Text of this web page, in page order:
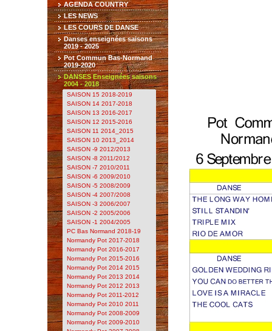
AGENDA COUNTRY
LES NEWS
LES COURS DE DANSE
Danses enseignées saisons
2019 - 2025
Pot Commun Bas-Normand
2019-2020
DANSES Enseignées saisons
2004 - 2018
SAISON 15 2018-2019
SAISON 14 2017-2018
SAISON 13 2016-2017
SAISON 12 2015-2016
SAISON 11 2014_2015
SAISON 10 2013_2014
SAISON -9 2012/2013
SAISON -8 2011/2012
SAISON -7 2010/2011
SAISON -6 2009/2010
SAISON -5 2008/2009
SAISON -4 2007/2008
SAISON -3 2006/2007
SAISON -2 2005/2006
SAISON -1 2004/2005
PC Bas Normand 2018-19
Normandy Pot 2017-2018
Normandy Pot 2016-2017
Normandy Pot 2015-2016
Normandy Pot 2014 2015
Normandy Pot 2013 2014
Normandy Pot 2012 2013
Normandy Pot 2011-2012
Normandy Pot 2010 2011
Normandy Pot 2008-2009
Normandy Pot 2009-2010